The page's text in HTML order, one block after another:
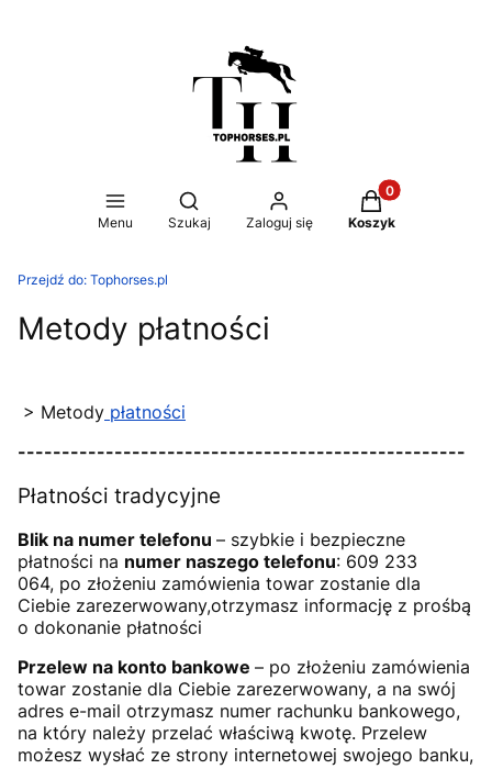
Menu
Otwórz wyszukiwarkę
Szukaj Zaloguj się
Produkty w
Koszyk
Przejdź do: Tophorses.pl
Metody płatności
> Metody płatności
---------------------------------------------------
Płatności tradycyjne
Blik na numer telefonu – szybkie i bezpieczne
płatności na numer naszego telefonu: 609 233
064, po złożeniu zamówienia towar zostanie dla
Ciebie zarezerwowany,otrzymasz informację z prośbą
o dokonanie płatności
Przelew na konto bankowe – po złożeniu zamówienia
towar zostanie dla Ciebie zarezerwowany, a na swój
adres e-mail otrzymasz numer rachunku bankowego,
na który należy przelać właściwą kwotę. Przelew
możesz wysłać ze strony internetowej swojego banku,